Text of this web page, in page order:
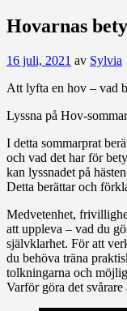
Hovarnas
16 juli, 2021 av Sylvia
Att lyfta en hov – vad
Lyssna på Hov-
I detta sommarprat
och vad det har för
kan lyssnadet på
Detta berättar och
Medvetenhet,
att uppleva – vad du
självklarhet. För att
du behöva träna
tolkningarna och
Varför göra det